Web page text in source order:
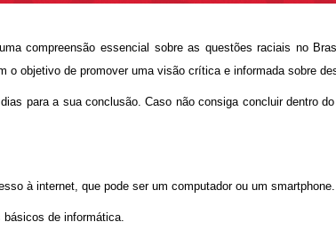
compreensão essencial sobre as questões raciais no
objetivo de promover uma visão crítica e informada sobre
para a sua conclusão. Caso não consiga concluir dentro
à internet, que pode ser um computador ou um smartphone.
de informática.